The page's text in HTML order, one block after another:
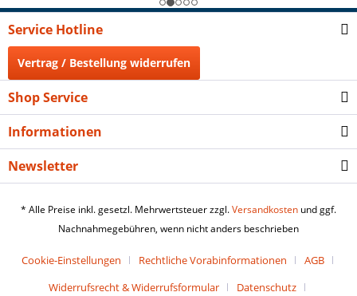
Service Hotline
Vertrag / Bestellung widerrufen
Shop Service
Informationen
Newsletter
* Alle Preise inkl. gesetzl. Mehrwertsteuer zzgl.Versandkosten und ggf.
Nachnahmegebühren, wenn nicht anders beschrieben
Cookie-Einstellungen Rechtliche Vorabinformationen
AGB
Widerrufsrecht & Widerrufsformular
Datenschutz